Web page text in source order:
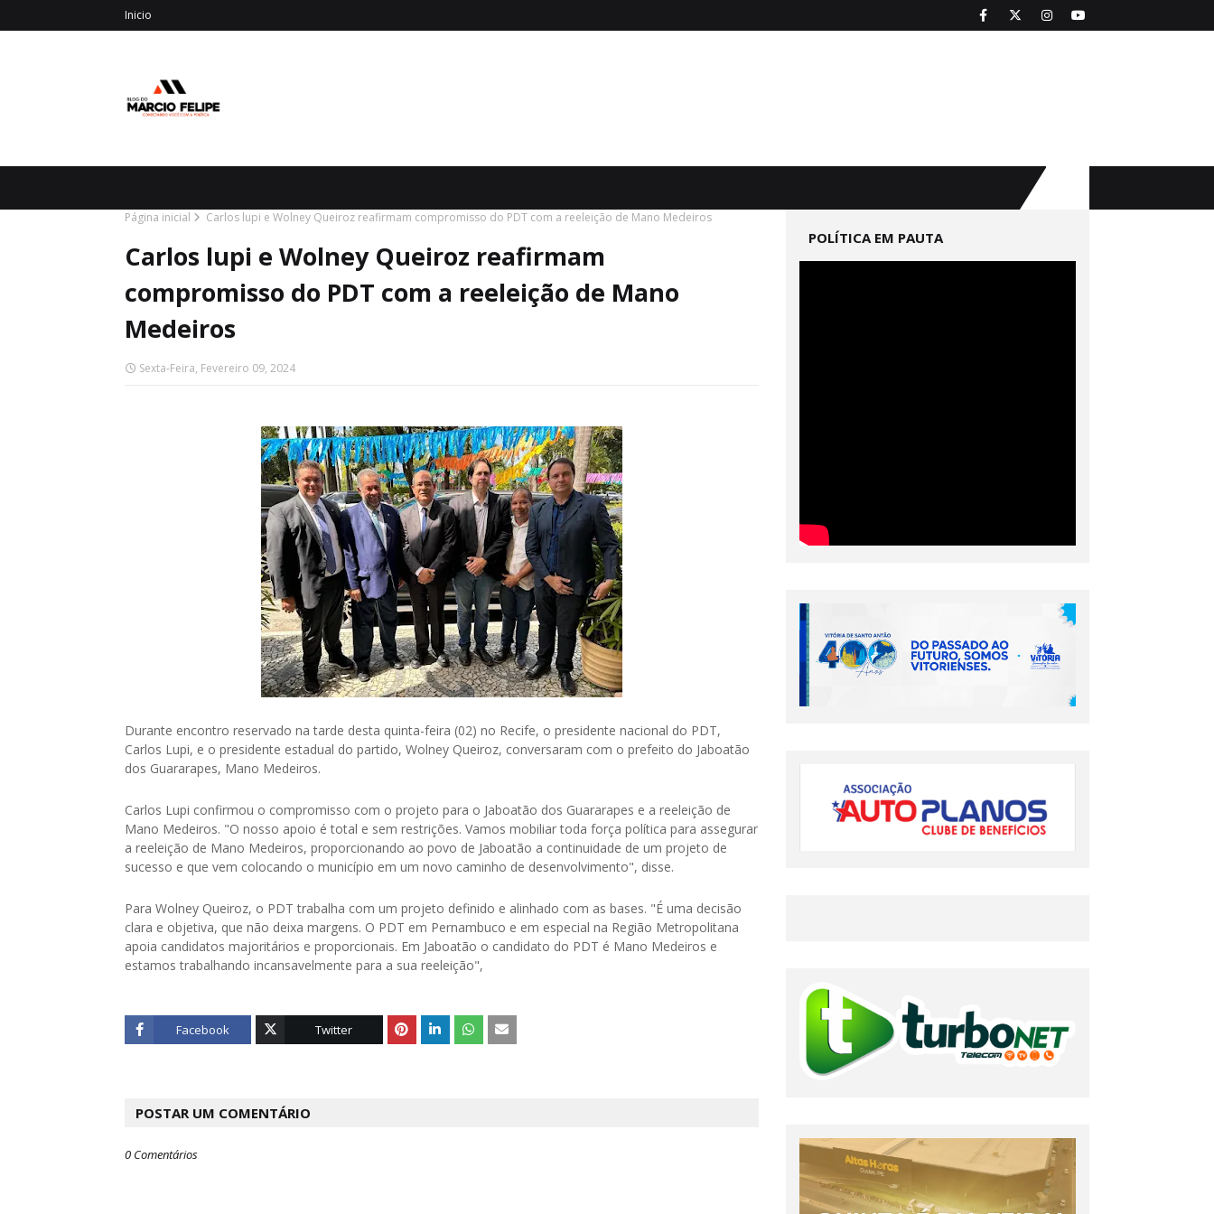
Inicio
Página inicial Carlos lupi e Wolney Queiroz reafirmam compromisso do PDT com a reeleição de Mano Medeiros
Carlos lupi e Wolney Queiroz reafirmam
compromisso do PDT com a reeleição de Mano
Medeiros
Sexta-Feira, Fevereiro 09, 2024
Durante encontro reservado na tarde desta quinta-feira (02) no Recife, o presidente nacional do PDT,
Carlos Lupi, e o presidente estadual do partido, Wolney Queiroz, conversaram com o prefeito do Jaboatão
dos Guararapes, Mano Medeiros.
Carlos Lupi confirmou o compromisso com o projeto para o Jaboatão dos Guararapes e a reeleição de
Mano Medeiros. "O nosso apoio é total e sem restrições. Vamos mobiliar toda força política para assegurar
a reeleição de Mano Medeiros, proporcionando ao povo de Jaboatão a continuidade de um projeto de
sucesso e que vem colocando o município em um novo caminho de desenvolvimento", disse.
Para Wolney Queiroz, o PDT trabalha com um projeto definido e alinhado com as bases. "É uma decisão
clara e objetiva, que não deixa margens. O PDT em Pernambuco e em especial na Região Metropolitana
apoia candidatos majoritários e proporcionais. Em Jaboatão o candidato do PDT é Mano Medeiros e
estamos trabalhando incansavelmente para a sua reeleição",
Facebook Twitter
POSTAR UM COMENTÁRIO
0 Comentários
POLÍTICA EM PAUTA